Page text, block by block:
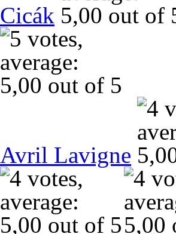
Cicák
Avril Lavigne